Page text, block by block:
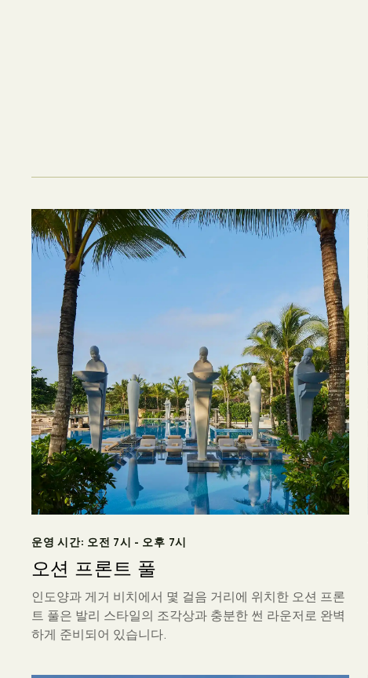
운영 시간: 오전 7시 - 오후 7시
오션 프론트 풀
인도양과 게거 비치에서 몇 걸음 거리에 위치한 오션 프론
트 풀은 발리 스타일의 조각상과 충분한 썬 라운저로 완벽
하게 준비되어 있습니다.